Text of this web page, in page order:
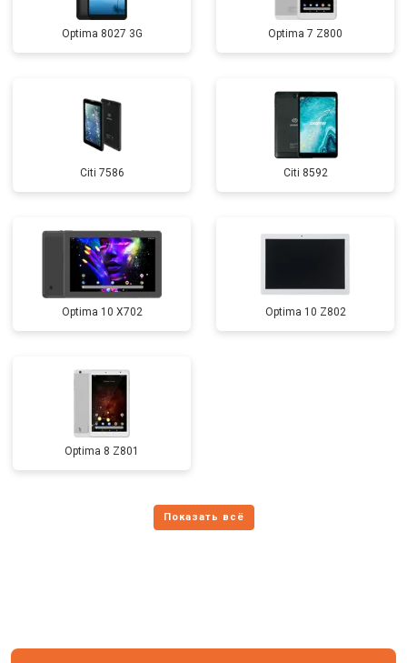
Optima 8027 3G Optima 7 Z800
Citi 7586 Citi 8592
Optima 10 X702 Optima 10 Z802
Optima 8 Z801